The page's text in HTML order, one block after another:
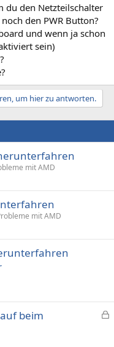
du den Netzteilschalter
den PWR Button?
und wenn ja schon
sein)
um hier zu antworten.
mit AMD
mit AMD
beim